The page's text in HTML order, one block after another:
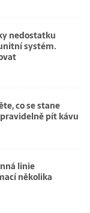
nedostatku
systém.
co se stane
pít kávu
linie
několika